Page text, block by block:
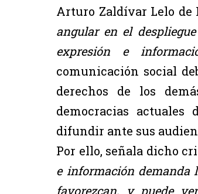
Arturo Zaldívar Lelo de
angular en el
expresión e
comunicación social
derechos de los
democracias
difundir ante sus
Por ello, señala dicho
e información demanda
favorezcan, y puede